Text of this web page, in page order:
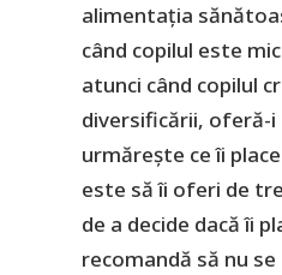
alimentația
când copilul este
atunci când copilul
diversificării, oferă-i
urmărește ce îi
este să îi oferi de
de a decide dacă îi
recomandă să nu